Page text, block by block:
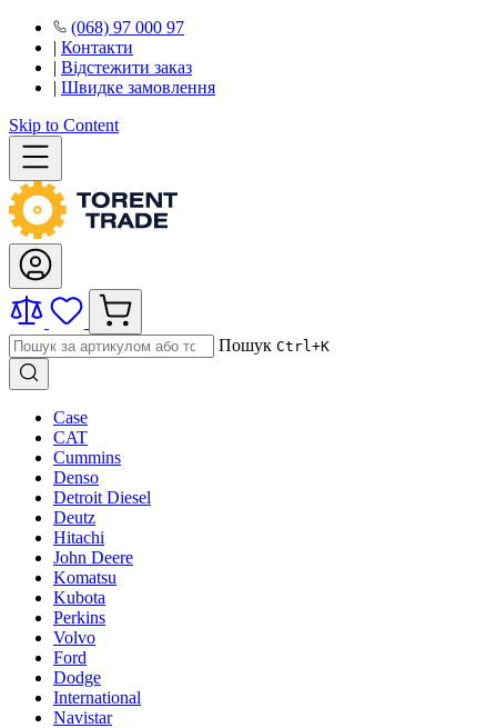
(068) 97 000 97
| Контакти
| Відстежити заказ
| Швидке замовлення
Skip to Content
Пошук Ctrl+K
Case
CAT
Cummins
Denso
Detroit Diesel
Deutz
Hitachi
John Deere
Komatsu
Kubota
Perkins
Volvo
Ford
Dodge
International
Navistar